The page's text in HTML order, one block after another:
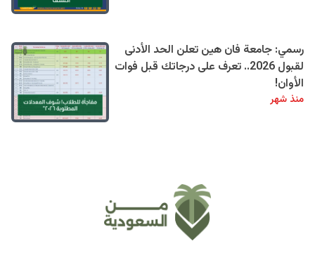
رسمي: جامعة فان هين تعلن الحد الأدنى
لقبول 2026.. تعرف على درجاتك قبل فوات
الأوان!
منذ شهر